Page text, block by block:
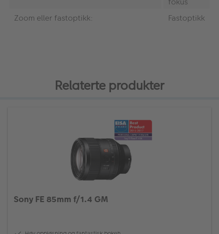
Zoom eller fastoptikk:
Fastoptikk
Relaterte produkter
Sony FE 85mm f/1.4 GM